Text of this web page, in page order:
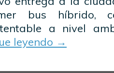
bus híbrido,
a nivel
leyendo →